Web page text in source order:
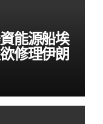
能源船埃
修理伊朗